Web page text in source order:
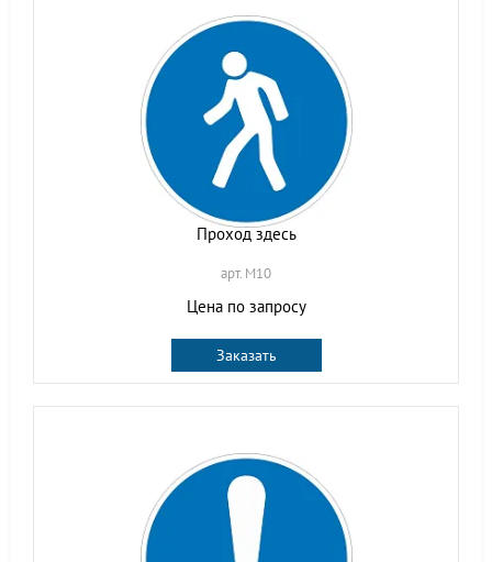
Проход здесь
арт. M10
Цена по запросу
Заказать